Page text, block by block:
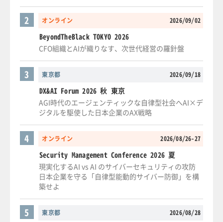
オンライン 2026/09/02
2
BeyondTheBlack TOKYO 2026
CFO組織とAIが織りなす、次世代経営の羅針盤
東京都 2026/09/18
3
DX&AI Forum 2026 秋 東京
AGI時代のエージェンティックな自律型社会へAI×デ
ジタルを駆使した日本企業のAX戦略
オンライン 2026/08/26-27
4
Security Management Conference 2026 夏
現実化するAI vs AI のサイバーセキュリティの攻防
日本企業を守る「自律型能動的サイバー防御」を構
築せよ
東京都 2026/08/28
5